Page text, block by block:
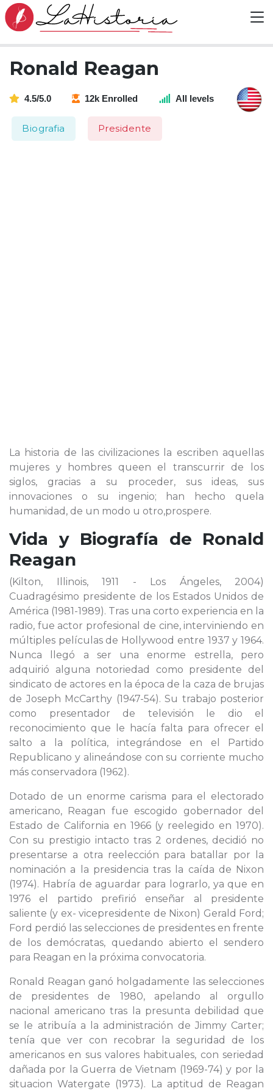
Ronald Reagan
4.5/5.0 12k Enrolled All levels
Biografia Presidente
La historia de las civilizaciones la escriben aquellas
mujeres y hombres queen el transcurrir de los
siglos, gracias a su proceder, sus ideas, sus
innovaciones o su ingenio; han hecho quela
humanidad, de un modo u otro,prospere.
Vida y Biografía de Ronald
Reagan
(Kilton, Illinois, 1911 - Los Ángeles, 2004)
Cuadragésimo presidente de los Estados Unidos de
América (1981-1989). Tras una corto experiencia en la
radio, fue actor profesional de cine, interviniendo en
múltiples películas de Hollywood entre 1937 y 1964.
Nunca llegó a ser una enorme estrella, pero
adquirió alguna notoriedad como presidente del
sindicato de actores en la época de la caza de brujas
de Joseph McCarthy (1947-54). Su trabajo posterior
como presentador de televisión le dio el
reconocimiento que le hacía falta para ofrecer el
salto a la política, integrándose en el Partido
Republicano y alineándose con su corriente mucho
más conservadora (1962).
Dotado de un enorme carisma para el electorado
americano, Reagan fue escogido gobernador del
Estado de California en 1966 (y reelegido en 1970).
Con su prestigio intacto tras 2 ordenes, decidió no
presentarse a otra reelección para batallar por la
nominación a la presidencia tras la caída de Nixon
(1974). Habría de aguardar para lograrlo, ya que en
1976 el partido prefirió enseñar al presidente
saliente (y ex- vicepresidente de Nixon) Gerald Ford;
Ford perdió las selecciones de presidentes en frente
de los demócratas, quedando abierto el sendero
para Reagan en la próxima convocatoria.
Ronald Reagan ganó holgadamente las selecciones
de presidentes de 1980, apelando al orgullo
nacional americano tras la presunta debilidad que
se le atribuía a la administración de Jimmy Carter;
tenía que ver con recobrar la seguridad de los
americanos en sus valores habituales, con seriedad
dañada por la Guerra de Vietnam (1969-74) y por la
situacion Watergate (1973). La aptitud de Reagan